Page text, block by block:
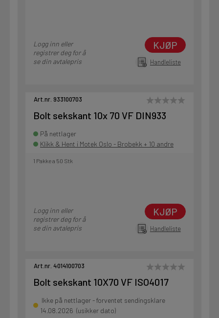
Logg inn eller
registrer deg for å
se din avtalepris
KJØP
Handleliste
Art.nr. 933100703
Bolt sekskant 10x 70 VF DIN933
På nettlager
Klikk & Hent i Motek Oslo - Brobekk + 10 andre
1 Pakke a 50 Stk
Logg inn eller
registrer deg for å
se din avtalepris
KJØP
Handleliste
Art.nr. 4014100703
Bolt sekskant 10X70 VF ISO4017
Ikke på nettlager - forventet sendingsklare
14.08.2026 (usikker dato)